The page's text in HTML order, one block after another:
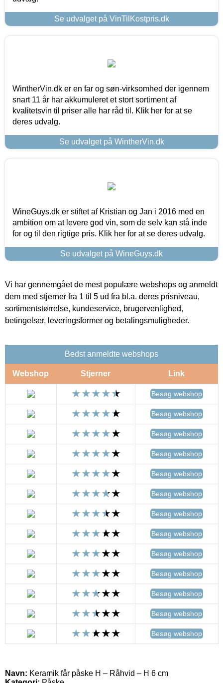
Se udvalget på VinTilKostpris.dk
WintherVin.dk er en far og søn-virksomhed der igennem
snart 11 år har akkumuleret et stort sortiment af
kvalitetsvin til priser alle har råd til. Klik her for at se
deres udvalg.
Se udvalget på WintherVin.dk
WineGuys.dk er stiftet af Kristian og Jan i 2016 med en
ambition om at levere god vin, som de selv kan stå inde
for og til den rigtige pris. Klik her for at se deres udvalg.
Se udvalget på WineGuys.dk
Vi har gennemgået de mest populære webshops og anmeldt
dem med stjerner fra 1 til 5 ud fra bl.a. deres prisniveau,
sortimentstørrelse, kundeservice, brugervenlighed,
betingelser, leveringsformer og betalingsmuligheder.
Bedst anmeldte webshops
Webshop Stjerner Link
Besøg webshop
Besøg webshop
Besøg webshop
Besøg webshop
Besøg webshop
Besøg webshop
Besøg webshop
Besøg webshop
Besøg webshop
Besøg webshop
Besøg webshop
Besøg webshop
Besøg webshop
Navn: Keramik får påske H – Råhvid – H 6 cm